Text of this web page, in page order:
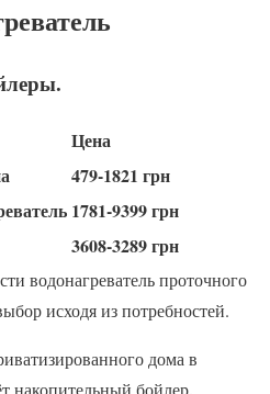
Цена
479-1821 грн
1781-9399 грн
3608-3289 грн
водонагреватель проточного
исходя из потребностей.
дома в
накопительный бойлер.